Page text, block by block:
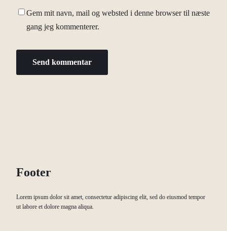
Gem mit navn, mail og websted i denne browser til næste
gang jeg kommenterer.
Footer
Lorem ipsum dolor sit amet, consectetur adipiscing elit, sed do eiusmod tempor
ut labore et dolore magna aliqua.